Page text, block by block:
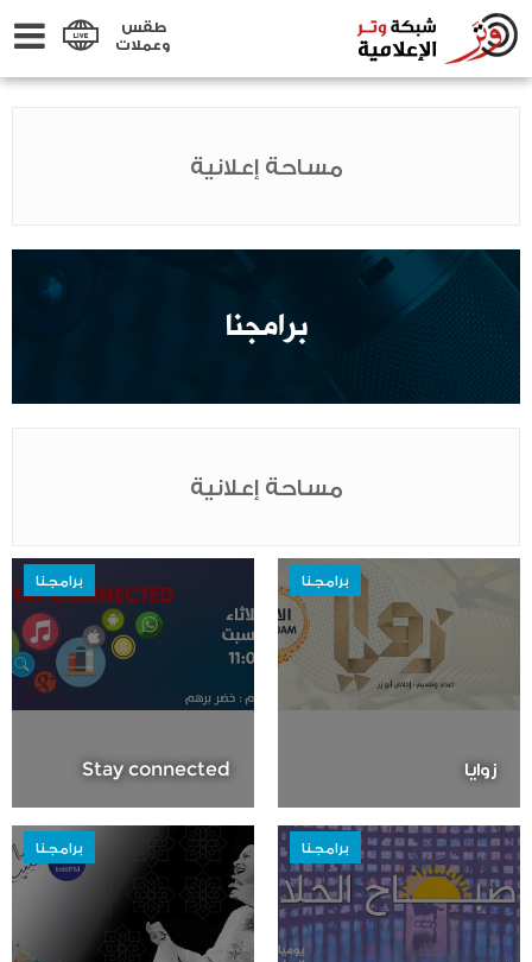
طقس
وعملات
مساحة إعلانية
برامجنا
مساحة إعلانية
برامجنا
زوايا
برامجنا
Stay connected
برامجنا برامجنا